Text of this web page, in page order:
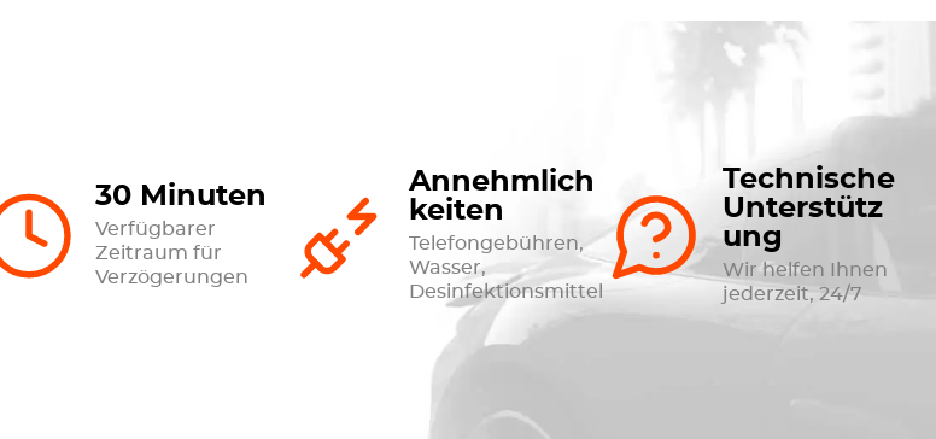
30 Minuten
Verfügbarer
Zeitraum für
Verzögerungen
Annehmlich
keiten
Telefongebühren,
Wasser,
Desinfektionsmittel
Technische
Unterstütz
ung
Wir helfen Ihnen
jederzeit, 24/7